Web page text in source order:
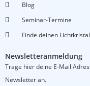
Blog
Seminar-Termine
Finde deinen
Newsletteranmeldung
Trage hier deine E-Mail
Newsletter an.